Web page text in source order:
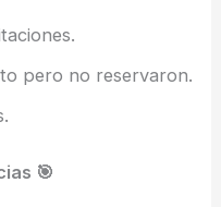
pero no reservaron.
🎯